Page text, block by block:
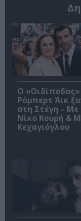
O
Ρόμπερτ Άικ
στη Στέγη – Με
Νίκο Κουρή &
Κεχαγιόγλου